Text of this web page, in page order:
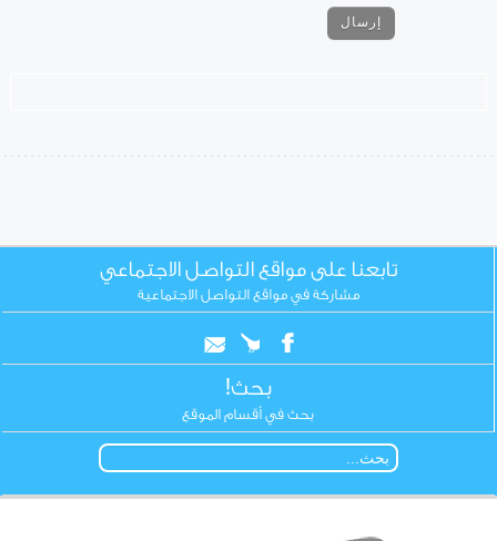
تابعنا على مواقع التواصل الاجتماعي
مشاركة في مواقع التواصل الاجتماعية
بحث!
بحث في أقسام الموقع